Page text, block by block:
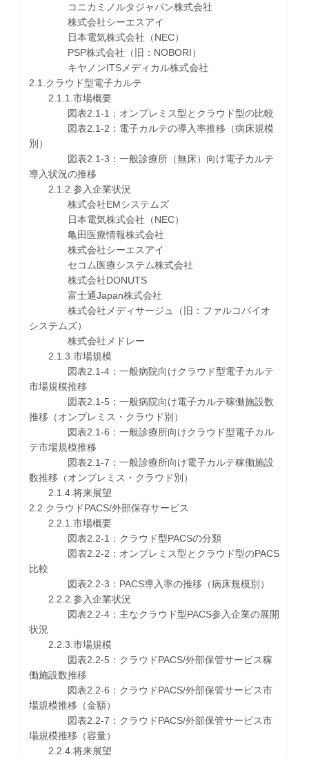
コニカミノルタジャパン株式会社
株式会社シーエスアイ
日本電気株式会社（NEC）
PSP株式会社（旧：NOBORI）
キヤノンITSメディカル株式会社
2.1.クラウド型電子カルテ
2.1.1.市場概要
図表2.1-1：オンプレミス型とクラウド型の比較
図表2.1-2：電子カルテの導入率推移（病床規模
別）
図表2.1-3：一般診療所（無床）向け電子カルテ
導入状況の推移
2.1.2.参入企業状況
株式会社EMシステムズ
日本電気株式会社（NEC）
亀田医療情報株式会社
株式会社シーエスアイ
セコム医療システム株式会社
株式会社DONUTS
富士通Japan株式会社
株式会社メディサージュ（旧：ファルコバイオ
システムズ）
株式会社メドレー
2.1.3.市場規模
図表2.1-4：一般病院向けクラウド型電子カルテ
市場規模推移
図表2.1-5：一般病院向け電子カルテ稼働施設数
推移（オンプレミス・クラウド別）
図表2.1-6：一般診療所向けクラウド型電子カル
テ市場規模推移
図表2.1-7：一般診療所向け電子カルテ稼働施設
数推移（オンプレミス・クラウド別）
2.1.4.将来展望
2.2.クラウドPACS/外部保存サービス
2.2.1.市場概要
図表2.2-1：クラウド型PACSの分類
図表2.2-2：オンプレミス型とクラウド型のPACS
比較
図表2.2-3：PACS導入率の推移（病床規模別）
2.2.2.参入企業状況
図表2.2-4：主なクラウド型PACS参入企業の展開
状況
2.2.3.市場規模
図表2.2-5：クラウドPACS/外部保管サービス稼
働施設数推移
図表2.2-6：クラウドPACS/外部保管サービス市
場規模推移（金額）
図表2.2-7：クラウドPACS/外部保管サービス市
場規模推移（容量）
2.2.4.将来展望